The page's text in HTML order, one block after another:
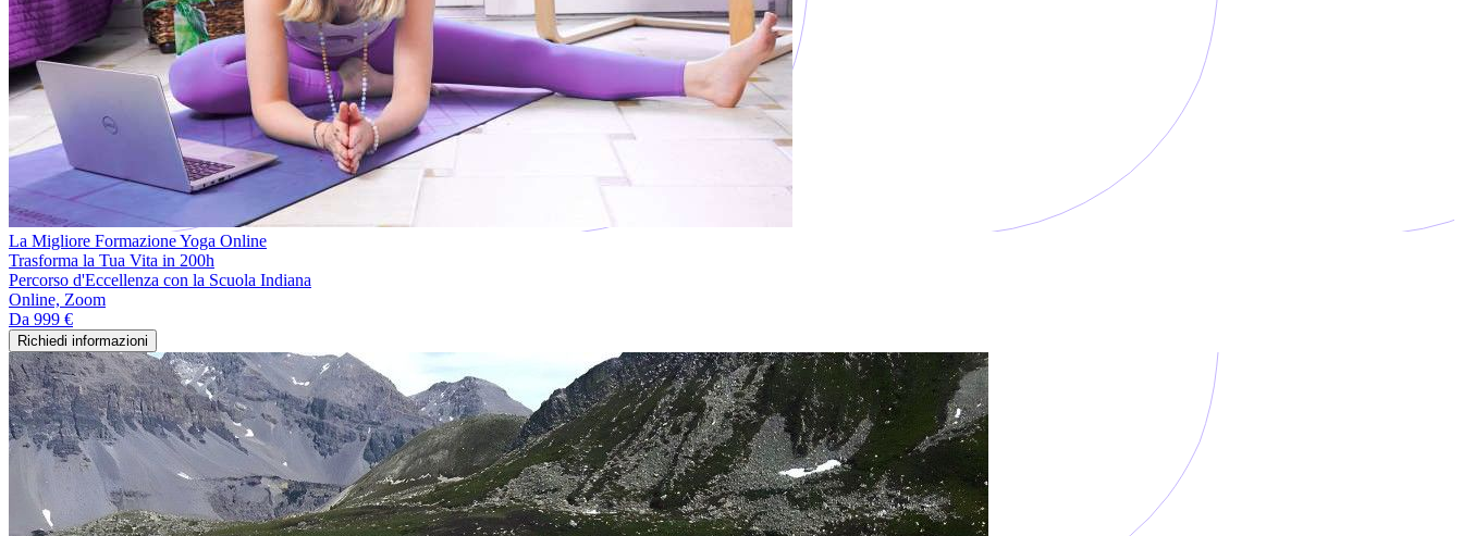
La Migliore Formazione Yoga Online
Trasforma la Tua Vita in 200h
Percorso d'Eccellenza con la Scuola Indiana
Online, Zoom
Da 999 €
Richiedi informazioni